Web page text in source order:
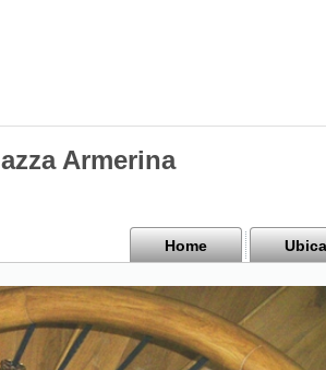
Armerina
Home